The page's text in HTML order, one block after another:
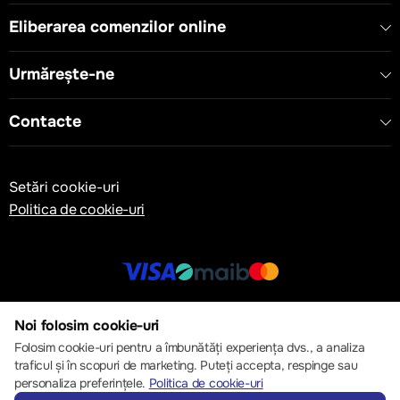
Eliberarea comenzilor online
Urmărește-ne
Contacte
Setări cookie-uri
Politica de cookie-uri
© 2013 – 2026 ECOM
Noi folosim cookie-uri
Folosim cookie-uri pentru a îmbunătăți experiența dvs., a analiza
traficul și în scopuri de marketing. Puteți accepta, respinge sau
personaliza preferințele. Politica de cookie-uri